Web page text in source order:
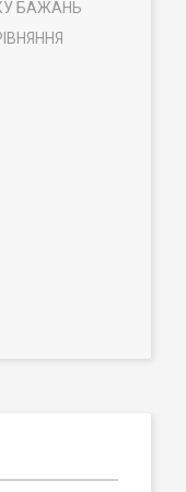
БАЖАНЬ